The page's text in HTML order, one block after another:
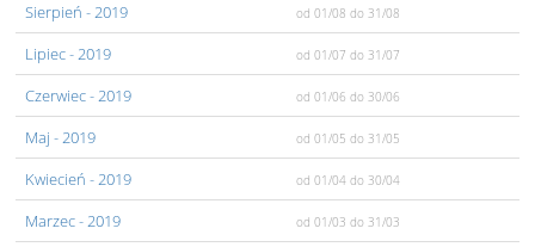
Sierpień - 2019 od 01/08 do 31/08
Lipiec- 2019 od 01/07 do 31/07
Czerwiec- 2019 od 01/06 do 30/06
Maj - 2019 od 01/05 do 31/05
Kwiecień - 2019 od 01/04 do 30/04
Marzec- 2019 od 01/03 do 31/03